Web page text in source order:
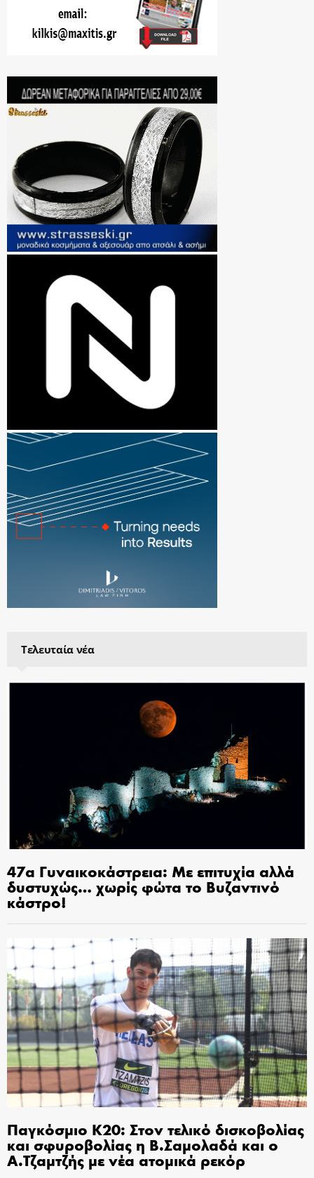
Τελευταία νέα
47α Γυναικοκάστρεια: Με επιτυχία αλλά
δυστυχώς… χωρίς φώτα το Βυζαντινό
κάστρο!
Παγκόσμιο Κ20: Στον τελικό δισκοβολίας
και σφυροβολίας η Β.Σαμολαδά και ο
Α.Τζαμτζής με νέα ατομικά ρεκόρ